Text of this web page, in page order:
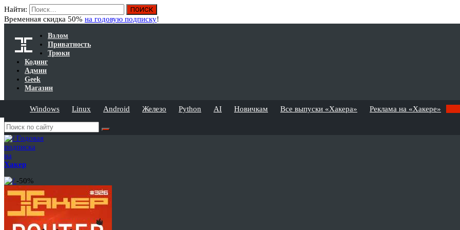
Найти:
Временная скидка 50% на годовую подписку!
Взлом
Приватность
Трюки
Кодинг
Админ
Geek
Магазин
Windows Linux Android Железо Python AI Новичкам Все выпуски «Хакера» Реклама на «Хакере»
Годовая
подписка
на
Хакер
-50%